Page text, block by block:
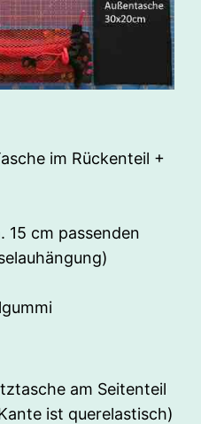
im Rückenteil +
15 cm passenden
am Seitenteil
ist querelastisch)